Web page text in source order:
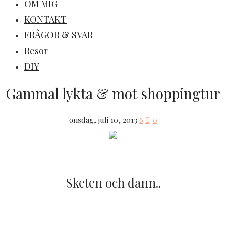
OM MIG
KONTAKT
FRÅGOR & SVAR
Resor
DIY
Gammal lykta & mot shoppingtur
onsdag, juli 10, 2013 6 0
Sketen och dann..